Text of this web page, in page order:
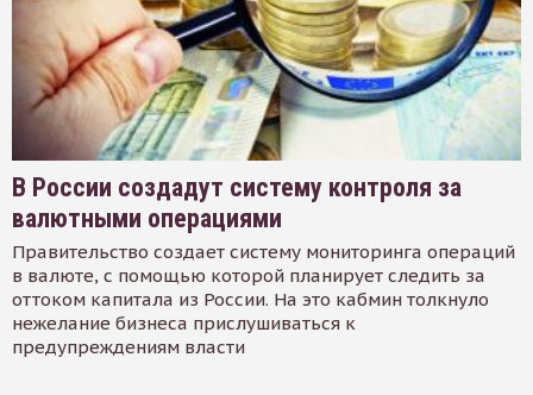
В России создадут систему контроля за
валютными операциями
Правительство создает систему мониторинга операций
в валюте, с помощью которой планирует следить за
оттоком капитала из России. На это кабмин толкнуло
нежелание бизнеса прислушиваться к
предупреждениям власти